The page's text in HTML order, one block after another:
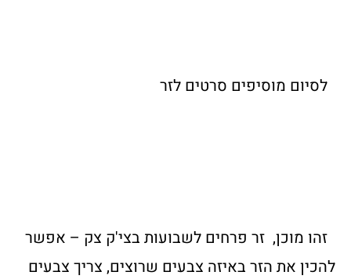
לסיום מוסיפים סרטים לזר
זהו מוכן, זר פרחים לשבועות בצי'ק צק – אפשר
להכין את הזר באיזה צבעים שרוצים, צריך צבעים